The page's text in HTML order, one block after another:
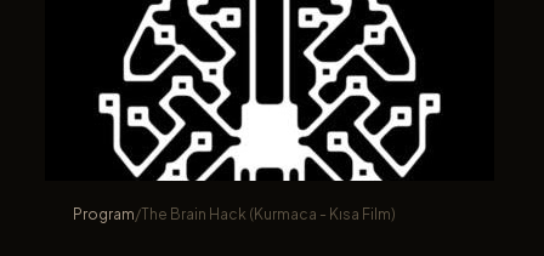
Program/The Brain Hack (Kurmaca - Kısa Film)